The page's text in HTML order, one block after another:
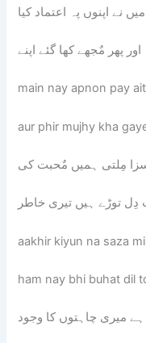
میں نے اپنوں پہ اعتماد کیا
اور پھر مٌجھے کھا گئے اپنے
main nay apnon pay
aur phir mujhy kha
مِلتی ہمیں مٌحبت کی
دِل توڑے ہیں تیری خاطر
aakhir kiyun na saza
ham nay bhi buhat dil
میری چاہتوں کا وجود